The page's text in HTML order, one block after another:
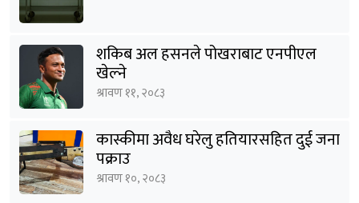
शकिब अल हसनले पोखराबाट एनपीएल
खेल्ने
श्रावण ११, २०८३
कास्कीमा अवैध घरेलु हतियारसहित दुई जना
पक्राउ
श्रावण १०, २०८३